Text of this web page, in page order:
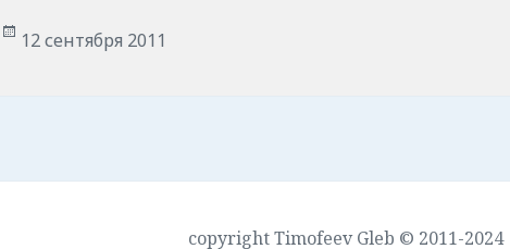
Опубликовано
12 сентября 2011
copyright Timofeev Gleb © 2011-2024